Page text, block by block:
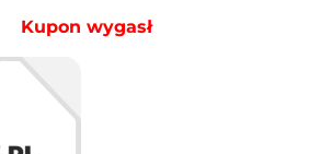
Kupon wygasł